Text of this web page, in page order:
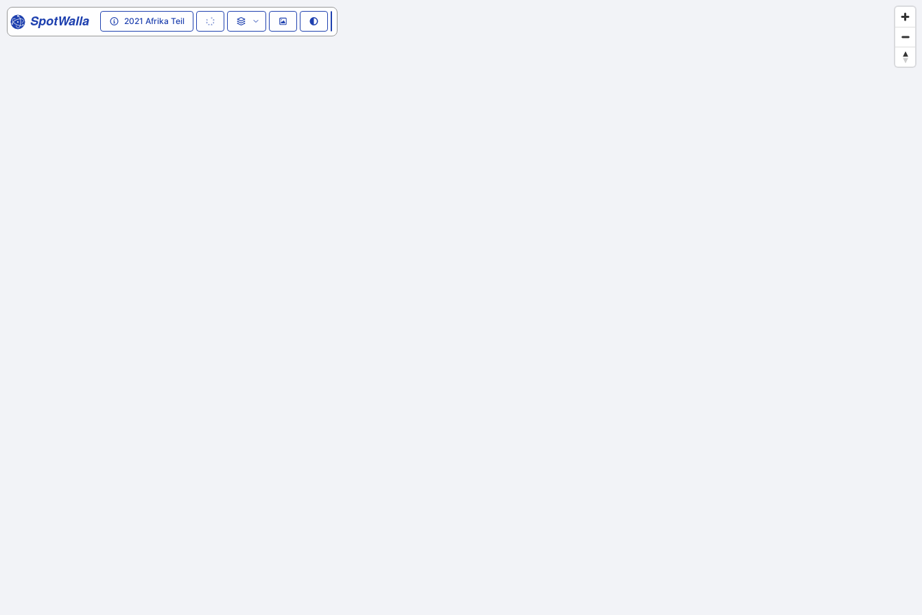
SpotWalla 2021 Afrika Teil